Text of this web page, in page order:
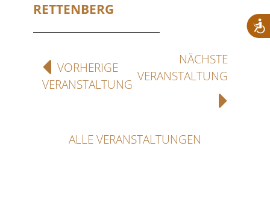
RETTENBERG
VORHERIGE
VERANSTALTUNG
NÄCHSTE
VERANSTALTUNG
ALLE VERANSTALTUNGEN